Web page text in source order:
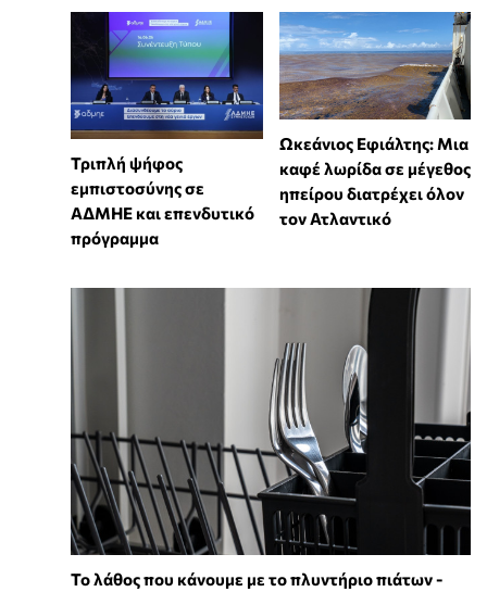
Τριπλή ψήφος
εμπιστοσύνης σε
ΑΔΜΗΕ και επενδυτικό
πρόγραμμα
Ωκεάνιος Εφιάλτης: Μια
καφέ λωρίδα σε μέγεθος
ηπείρου διατρέχει όλον
τον Ατλαντικό
Το λάθος που κάνουμε με το πλυντήριο πιάτων -